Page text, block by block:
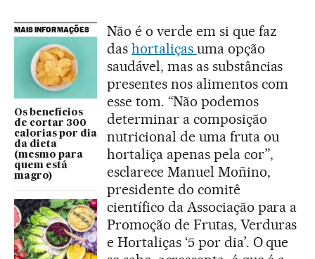
MAIS INFORMAÇÕES
Os benefícios
de cortar 300
calorias por dia
da dieta
(mesmo para
quem está
magro)
Não é o verde em si que faz
das hortaliças uma opção
saudável, mas as substâncias
presentes nos alimentos com
esse tom. “Não podemos
determinar a composição
nutricional de uma fruta ou
hortaliça apenas pela cor”,
esclarece Manuel Moñino,
presidente do comitê
científico da Associação para a
Promoção de Frutas, Verduras
e Hortaliças ‘5 por dia’. O que